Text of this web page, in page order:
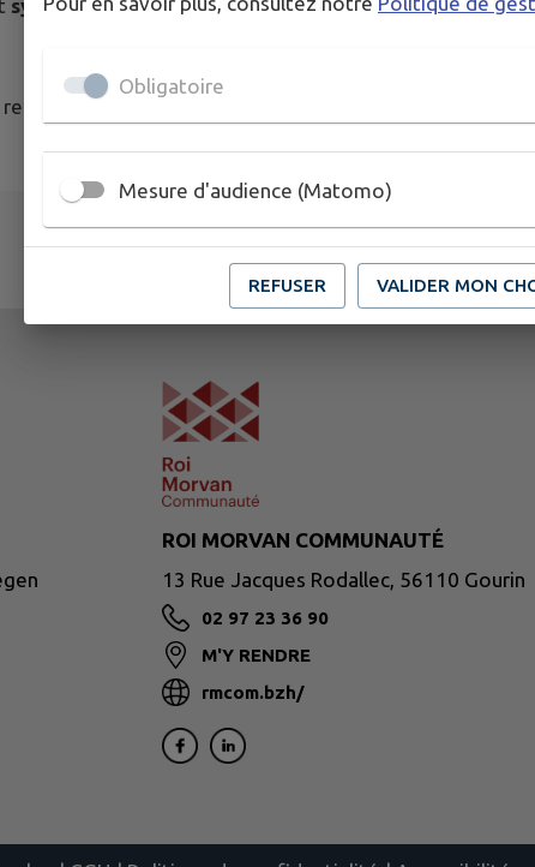
symbolique. Il s’agit toutefois d’un engagement moral
à l’accueil de la mairie.
ROI MORVAN COMMUNAUTÉ
13 Rue Jacques Rodallec, 56110 Gourin
02 97 23 36 90
M'Y RENDRE
rmcom.bzh/
Obligatoire
Mesure d'audience (Matomo)
REFUSER VALIDER MON